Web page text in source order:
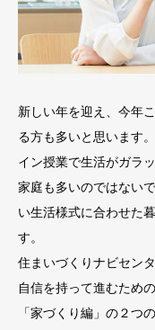
新しい年を迎え、今年
る方も多いと思います
イン授業で生活がガラ
家庭も多いのではない
い生活様式に合わせた
す。
住まいづくりナビセン
自信を持って進むため
「家づくり編」の２つ